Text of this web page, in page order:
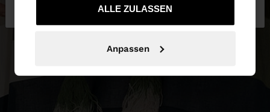
gesammelt haben.ALLE ZULASSEN
Anpassen
United States